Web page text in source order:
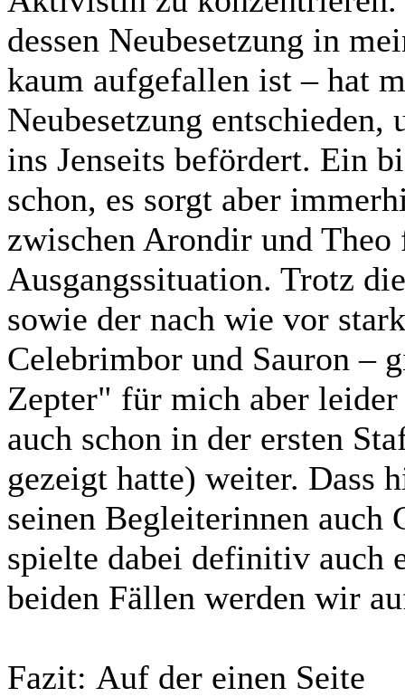
dessen Neubesetzung in
kaum aufgefallen ist – hat
Neubesetzung
ins Jenseits befördert. Ein
schon, es sorgt aber
zwischen Arondir und Theo
Ausgangssituation. Trotz
sowie der nach wie vor
Celebrimbor und Sauron –
Zepter" für mich aber
auch schon in der ersten
gezeigt hatte) weiter. Dass
seinen Begleiterinnen auch
spielte dabei definitiv auch
beiden Fällen werden wir
Fazit: Auf der einen Seite